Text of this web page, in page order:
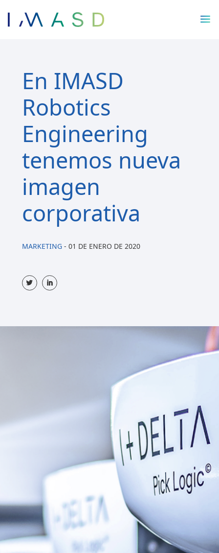
En IMASD
Robotics
Engineering
tenemos nueva
imagen
corporativa
MARKETING- 01 DE ENERO DE 2020